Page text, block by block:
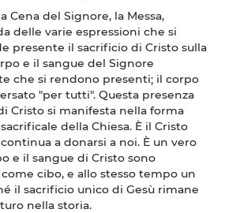
Cena del Signore, la Messa,
delle varie espressioni che si
presente il sacrificio di Cristo sulla
e il sangue del Signore
che si rendono presenti; il corpo
"per tutti". Questa presenza
Cristo si manifesta nella forma
della Chiesa. È il Cristo
a donarsi a noi. È un vero
e il sangue di Cristo sono
cibo, e allo stesso tempo un
il sacrificio unico di Gesù rimane
nella storia.